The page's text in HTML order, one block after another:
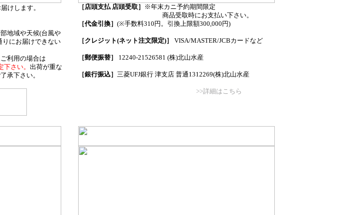
けします。
地域や天候(台風や
りにお届けできない
利用の場合は
さい。 出荷が重な
承下さい。
［店頭支払 店頭受取］
※年末カニ予約期間限定
商品受取時にお支払い下さい。
［代金引換］ (※手数料310円。引換上限額300,000円)
［クレジット(ネット注文限定)］ VISA/MASTER/JCBカードなど
［郵便振替］ 12240-21526581 (株)北山水産
［銀行振込］ 三菱UFJ銀行 津支店 普通1312269(株)北山水産
>>詳細はこちら